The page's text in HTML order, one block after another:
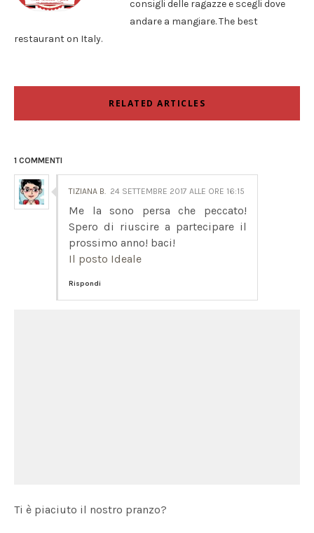
consigli delle ragazze e scegli dove
andare a mangiare. The best
restaurant on Italy.
RELATED ARTICLES
1 COMMENTI
TIZIANA B. 24 SETTEMBRE 2017 ALLE ORE 16:15
Me la sono persa che peccato!
Spero di riuscire a partecipare il
prossimo anno! baci!
Il posto Ideale
Rispondi
Ti è piaciuto il nostro pranzo?